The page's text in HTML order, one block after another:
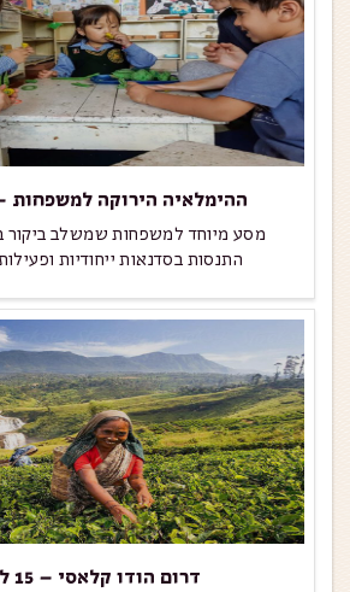
ההימלאיה הירוקה למשפחות – 20
מסע מיוחד למשפחות שמשלב ביקור
התנסות בסדנאות ייחודיות
דרום הודו קלאסי – 15 לילות